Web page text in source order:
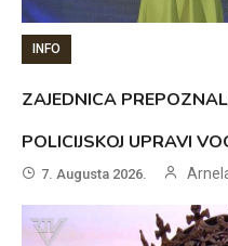
INFO
ZAJEDNICA
POLICIJSKOJ UPRAVI
7. Augusta 2026.